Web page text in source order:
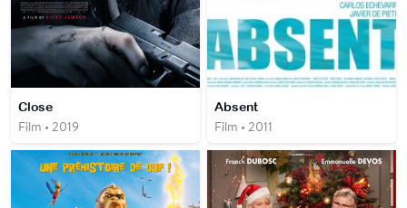
Close
Film • 2019
Absent
Film • 2011